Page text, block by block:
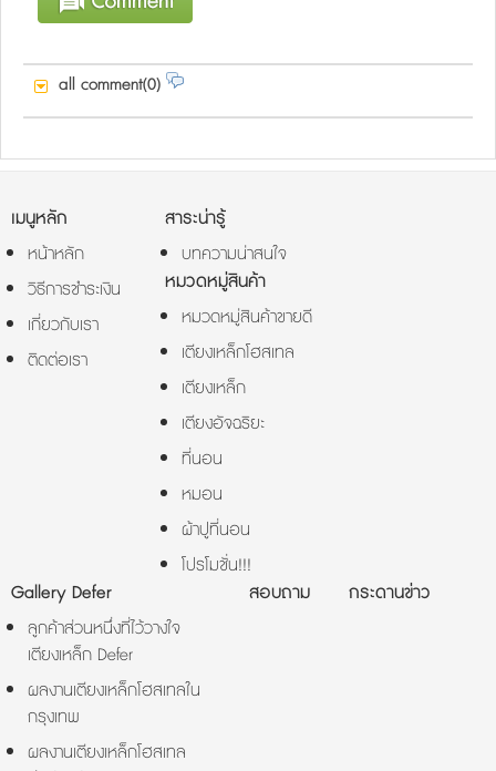
all comment(0)
เมนูหลัก
หน้าหลัก
วิธีการชำระเงิน
เกี่ยวกับเรา
ติดต่อเรา
สาระน่ารู้
บทความน่าสนใจ
หมวดหมู่สินค้า
หมวดหมู่สินค้าขายดี
เตียงเหล็กโฮสเทล
เตียงเหล็ก
เตียงอัจฉริยะ
ที่นอน
หมอน
ผ้าปูที่นอน
โปรโมชั่น!!!
Gallery Defer
ลูกค้าส่วนหนึ่งที่ไว้วางใจ
เตียงเหล็ก Defer
ผลงานเตียงเหล็กโฮสเทลใน
กรุงเทพ
ผลงานเตียงเหล็กโฮสเทล
สอบถาม กระดานข่าว